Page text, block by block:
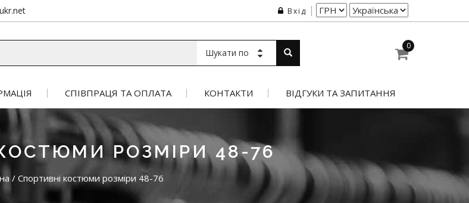
Вхід
Шукати по
0
СПІВПРАЦЯ ТА ОПЛАТА КОНТАКТИ ВІДГУКИ ТА ЗАПИТАННЯ
РОЗМІРИ 48-76
/ Спортивні костюми розміри 48-76